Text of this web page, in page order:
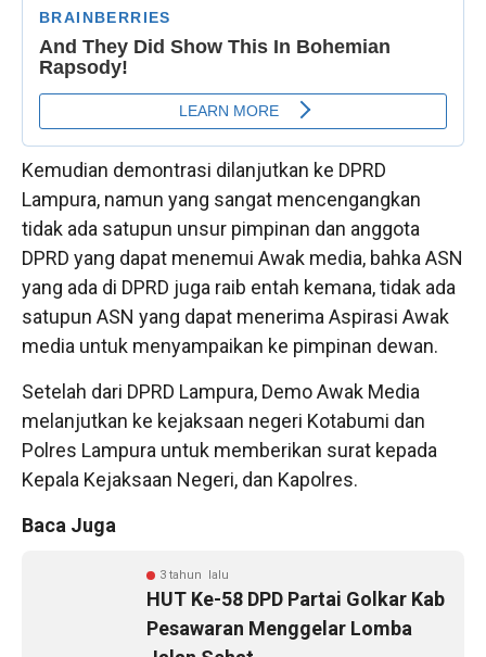
Kemudian demontrasi dilanjutkan ke DPRD
Lampura, namun yang sangat mencengangkan
tidak ada satupun unsur pimpinan dan anggota
DPRD yang dapat menemui Awak media, bahka ASN
yang ada di DPRD juga raib entah kemana, tidak ada
satupun ASN yang dapat menerima Aspirasi Awak
media untuk menyampaikan ke pimpinan dewan.
Setelah dari DPRD Lampura, Demo Awak Media
melanjutkan ke kejaksaan negeri Kotabumi dan
Polres Lampura untuk memberikan surat kepada
Kepala Kejaksaan Negeri, dan Kapolres.
Baca Juga
3 tahun lalu
HUT Ke-58 DPD Partai Golkar Kab
Pesawaran Menggelar Lomba